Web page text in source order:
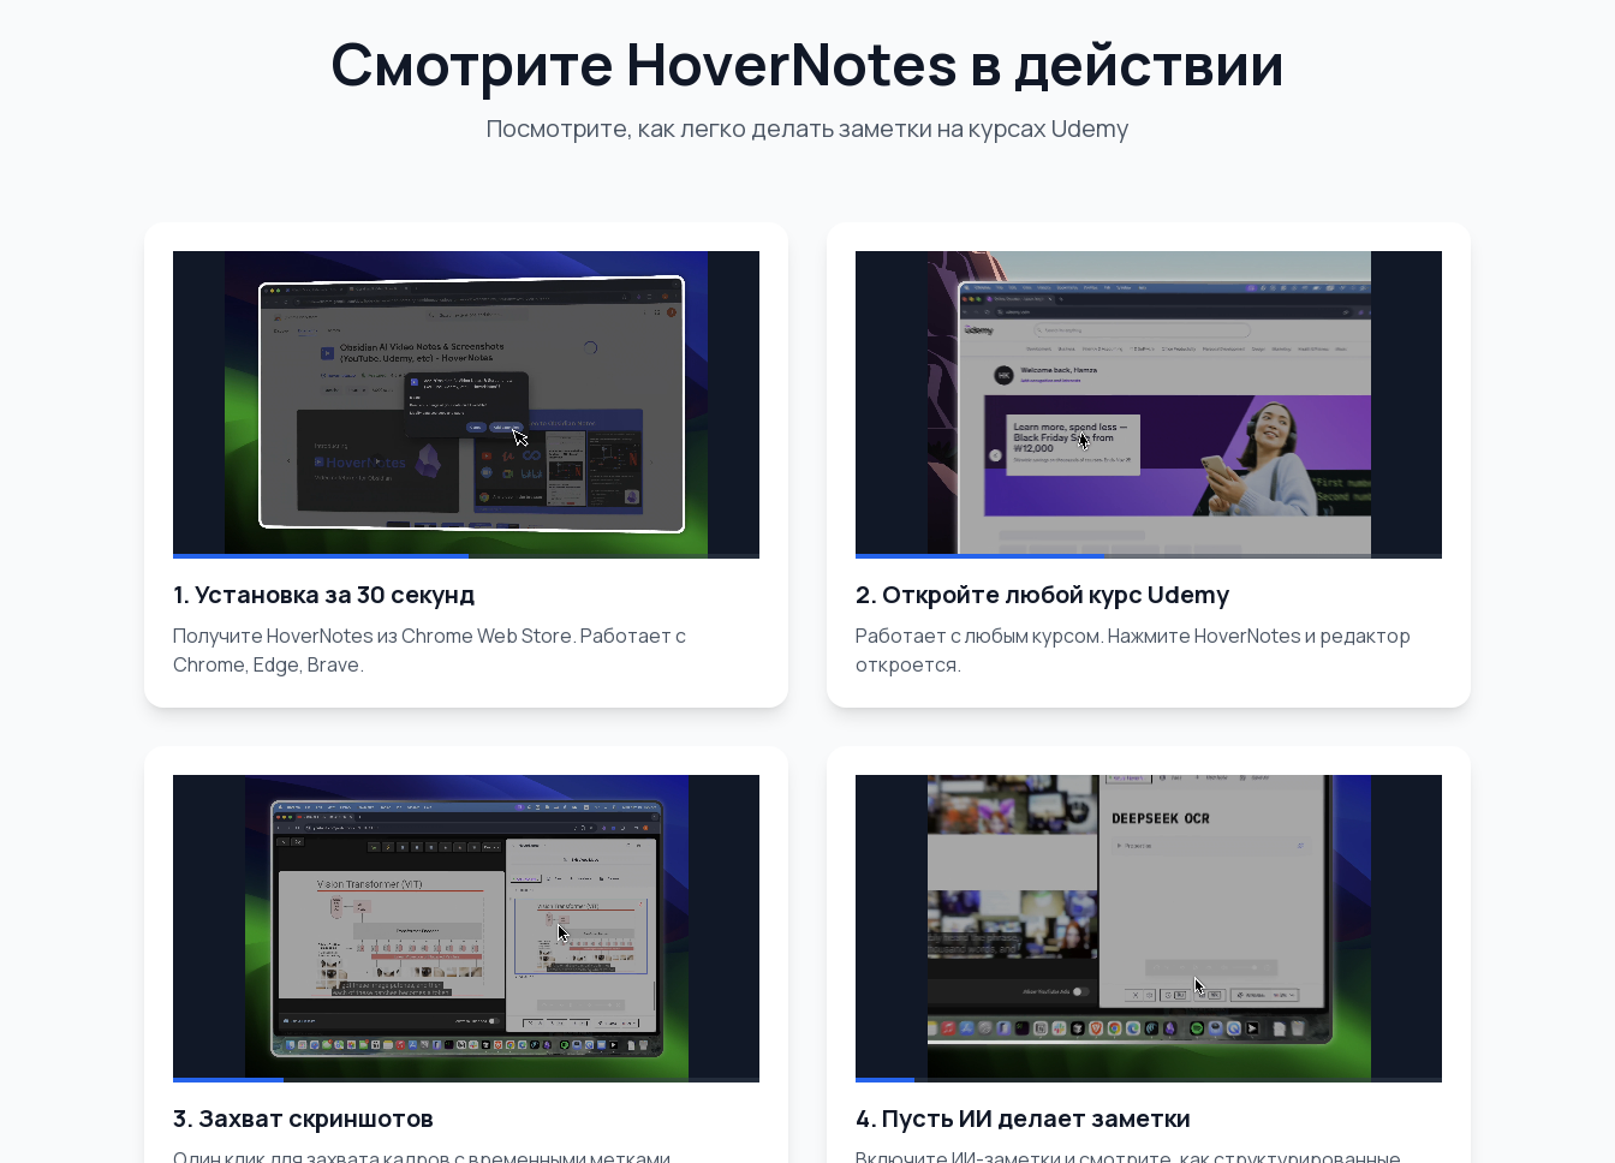
Смотрите HoverNotes в действии
Посмотрите, как легко делать заметки на курсах Udemy
1. Установка за 30 секунд
Получите HoverNotes из Chrome Web Store. Работает с
Chrome, Edge, Brave.
2. Откройте любой курс Udemy
Работает с любым курсом. Нажмите HoverNotes и редактор
откроется.
3. Захват скриншотов 4. Пусть ИИ делает заметки